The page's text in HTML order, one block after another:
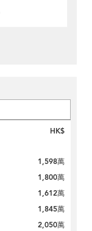
HK$
1,598萬
1,800萬
1,612萬
1,845萬
2,050萬